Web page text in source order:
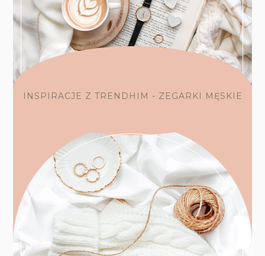
INSPIRACJE Z TRENDHIM - ZEGARKI MĘSKIE